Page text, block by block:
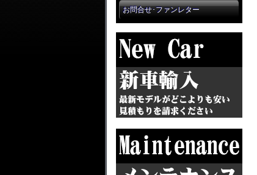
お問合せ･ファンレター